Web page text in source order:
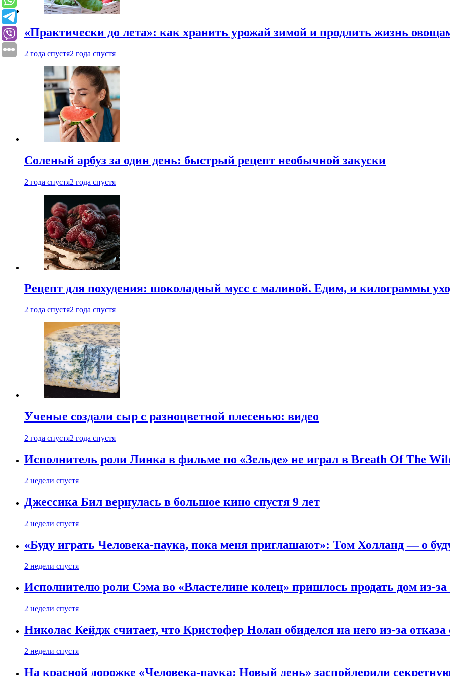
«Практически до лета»: как хранить урожай зимой и продлить жизнь
2 года спустя2 года спустя
Соленый арбуз за один день: быстрый рецепт необычной закуски
2 года спустя2 года спустя
Рецепт для похудения: шоколадный мусс с малиной. Едим, и килограммы
2 года спустя2 года спустя
Ученые создали сыр с разноцветной плесенью: видео
2 года спустя2 года спустя
Исполнитель роли Линка в фильме по «Зельде» не играл в Breath Of The
2 недели спустя
Джессика Бил вернулась в большое кино спустя 9 лет
2 недели спустя
«Буду играть Человека-паука, пока меня приглашают»: Том Холланд — о
2 недели спустя
Исполнителю роли Сэма во «Властелине колец» пришлось продать дом из-за
2 недели спустя
Николас Кейдж считает, что Кристофер Нолан обиделся на него из-за
2 недели спустя
На красной дорожке «Человека-паука: Новый день» заспойлерили